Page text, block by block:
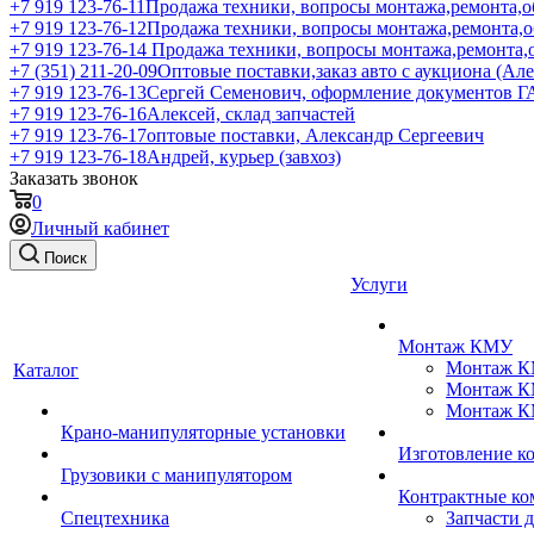
+7 919 123-76-11 Продажа техники, вопросы
+7 919 123-76-12Продажа техники, вопросы
+7 919 123-76-14 Продажа техники, вопросы
+7 (351) 211-20-09Оптовые поставки,заказ авто с аукциона
+7 919 123-76-13Сергей Семенович, оформление документов
+7 919 123-76-16Алексей, склад запчастей
+7 919 123-76-17оптовые поставки, Александр Сергеевич
+7 919 123-76-18Андрей, курьер (завхоз)
Заказать звонок
0
Личный кабинет
Поиск
Каталог
Крано-манипуляторные установки
Грузовики с манипулятором
Спецтехника
Услуги
Монтаж КМУ
Монтаж
Монтаж
Монтаж
Изготовление
Контрактные
Запчасти